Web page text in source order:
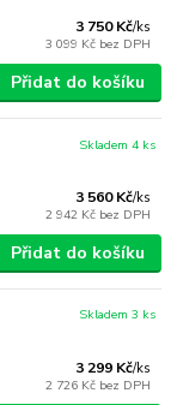
3 750 Kč/ks
3 099 Kč bez DPH
Přidat do košíku
3 560 Kč/ks
2 942 Kč bez DPH
Skladem 4 ks
Přidat do košíku
3 299 Kč/ks
2 726 Kč bez DPH
Skladem 3 ks